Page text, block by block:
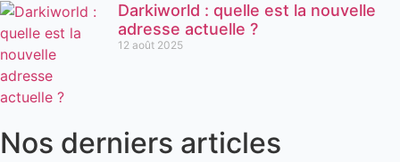
Darkiworld : quelle est la nouvelle
adresse actuelle ?
12 août 2025
Nos derniers articles